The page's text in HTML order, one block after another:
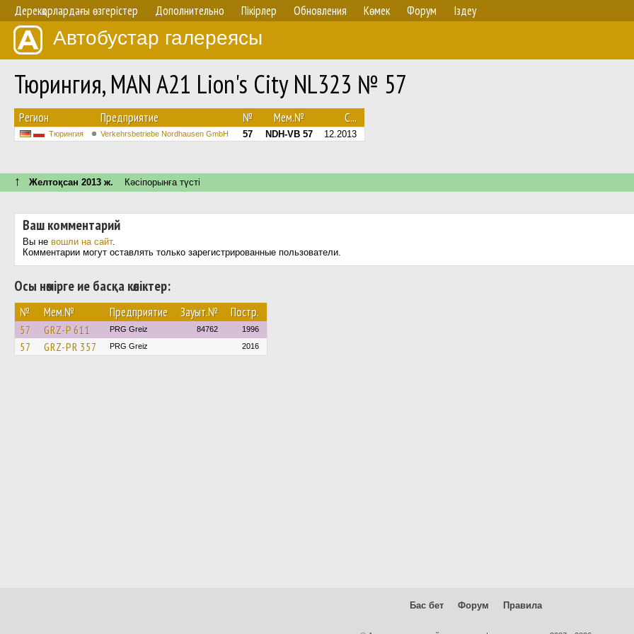
Дерекқорлардағы өзгерістер Дополнительно Пікірлер Обновления Көмек Форум Іздеу
Автобустар галереясы
Тюрингия, MAN A21 Lion's City NL323 № 57
Регион Предприятие № Мем.№ С...
Тюрингия Verkehrsbetriebe Nordhausen GmbH 57 NDH-VB 57 12.2013
↑ Желтоқсан 2013 ж. Кәсіпорынға түсті
Ваш комментарий
Вы не вошли на сайт.
Комментарии могут оставлять только зарегистрированные пользователи.
Осы нөмірге ие басқа көліктер:
№ Мем.№ Предприятие Зауыт.№ Постр.
57 GRZ-P 611 PRG Greiz 84762 1996
57 GRZ-PR 357 PRG Greiz 2016
Бас бет Форум Правила